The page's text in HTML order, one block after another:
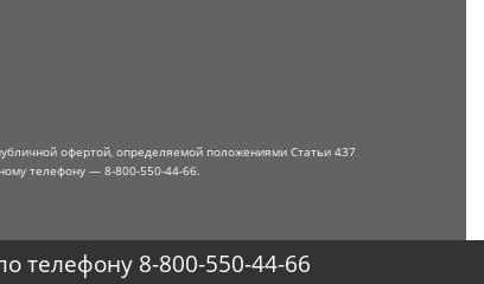
офертой, определяемой положениями Статьи 437
телефону — 8-800-550-44-66.
телефону 8-800-550-44-66